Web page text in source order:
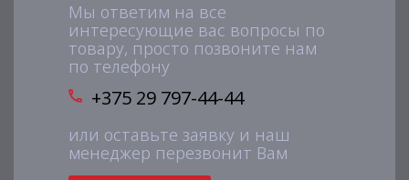
Мы ответим на все
интересующие вас вопросы по
товару, просто позвоните нам
по телефону
+375 29 797-44-44
или оставьте заявку и наш
менеджер перезвонит Вам